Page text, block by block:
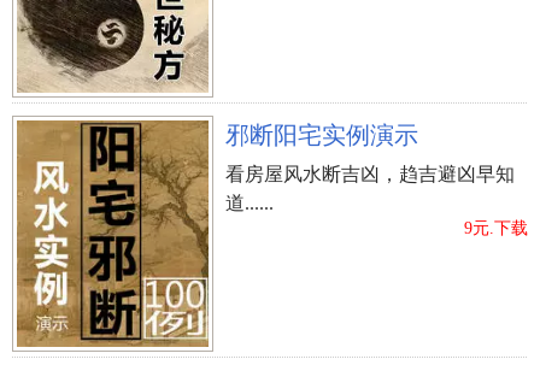
邪断阳宅实例演示
看房屋风水断吉凶，趋吉避凶早知
道......
9元.下载